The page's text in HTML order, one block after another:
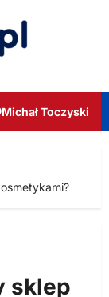
Toczyski
sklep